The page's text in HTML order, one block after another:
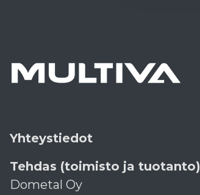
Yhteystiedot
Tehdas (toimisto ja tuotanto)
Dometal Oy